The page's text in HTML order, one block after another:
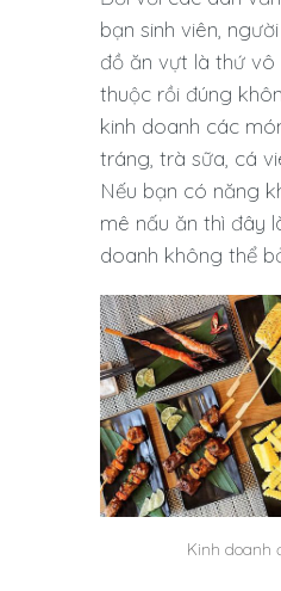
bạn sinh viên,
đồ ăn vựt là thứ vô
thuộc rồi đúng
kinh doanh các
tráng, trà sữa, cá
Nếu bạn có năng
mê nấu ăn thì đây
doanh không thể
Kinh doanh